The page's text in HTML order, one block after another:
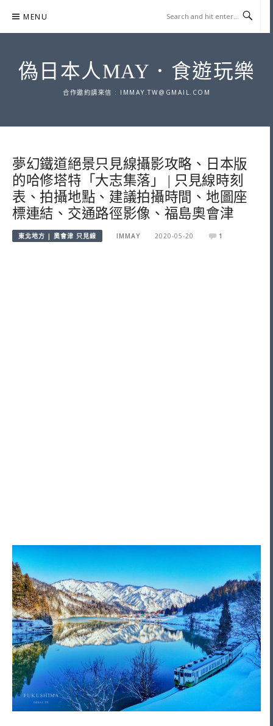
content
MENU
偽日本人MAY．食遊玩樂
合作邀約請來信 : IMMAY.TW@GMAIL.COM
夢幻鐵道絕景只見線攝影攻略、日本版
的哈修塔特「大志集落」 | 只見線時刻
表、拍攝地點、建議拍攝時間、地圖座
標連結、交通路徑影像、福島奧會津
東北地方 | 奧會津 只見線 IMMAY 2020-05-20 1